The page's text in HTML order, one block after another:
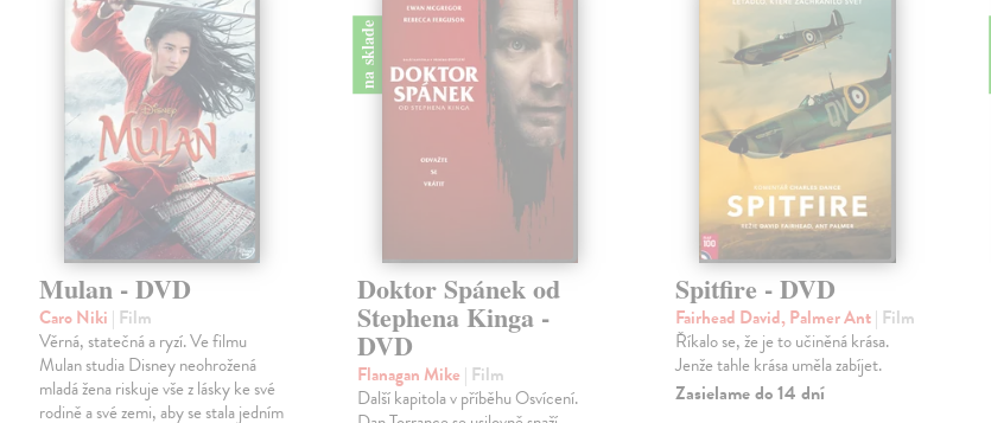
Mulan - DVD
Caro Niki | Film
Věrná, statečná a ryzí. Ve filmu
Mulan studia Disney neohrožená
mladá žena riskuje vše z lásky ke své
rodině a své zemi, aby se stala jedním
na sklade
Doktor Spánek od
Stephena Kinga -
DVD
Flanagan Mike | Film
Další kapitola v příběhu Osvícení.
Spitfire - DVD
Fairhead David, Palmer Ant| Film
Říkalo se, že je to učiněná krása.
Jenže tahle krása uměla zabíjet.
Zasielame do 14 dní